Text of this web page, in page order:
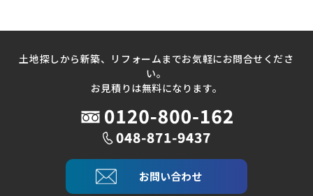
土地探しから新築、リフォームまでお気軽にお問合せくださ
い。
お見積りは無料になります。
お問い合わせ